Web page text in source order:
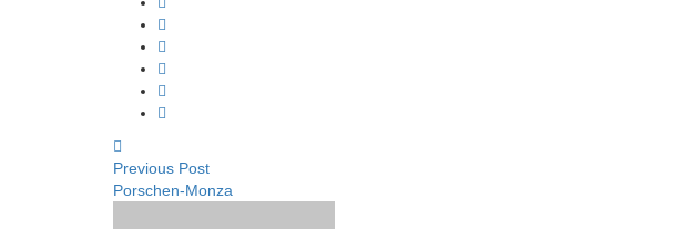
Previous Post
Porschen-Monza